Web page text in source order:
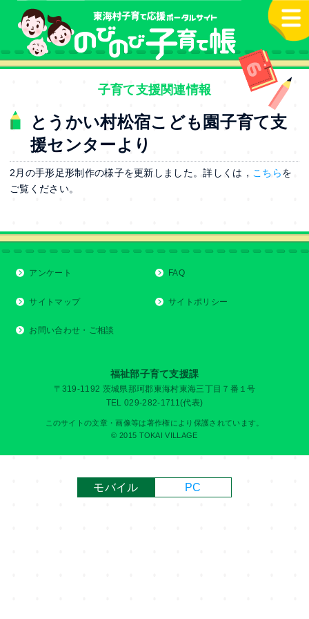
本文へ
子育て支援関連情報
とうかい村松宿こども園子育て支
援センターより
2月の手形足形制作の様子を更新しました。詳しくは， こちらを
ご覧ください。
アンケート FAQ
サイトマップ サイトポリシー
お問い合わせ・ご相談
福祉部子育て支援課
〒319-1192 茨城県那珂郡東海村東海三丁目７番１号
TEL 029-282-1711(代表)
このサイトの文章・画像等は著作権により保護されています。
© 2015 TOKAI VILLAGE
モバイル PC